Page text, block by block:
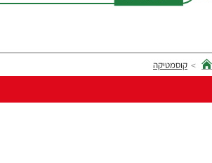
מחפש
home
קוסמטיקה